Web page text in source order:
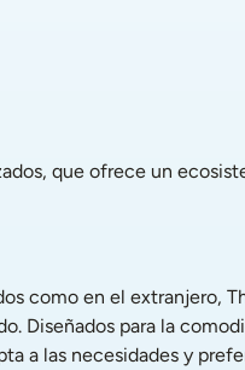
Diseñados para la
a las necesidades y